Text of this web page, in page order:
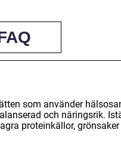
som använder
och näringsrik.
proteinkällor,